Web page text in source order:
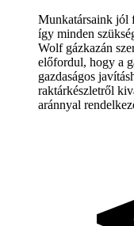
Munkatársaink jól
így minden
Wolf gázkazán
előfordul, hogy a
gazdaságos
raktárkészletről
aránnyal